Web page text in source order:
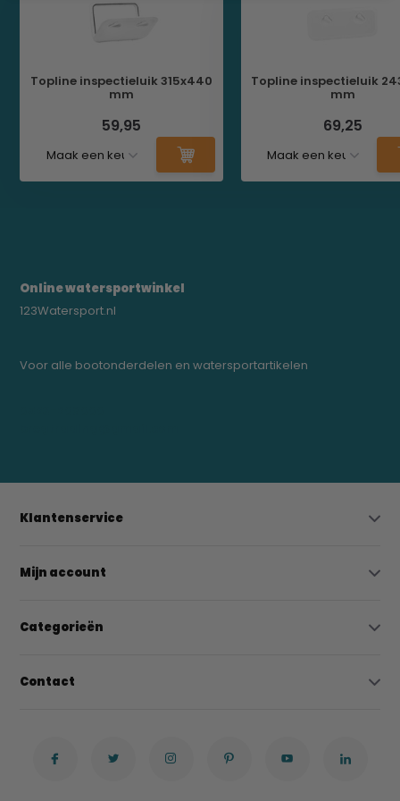
Topline inspectieluik 315x440
mm
59,95
Topline inspectieluik
mm
69,25
Online watersportwinkel
123Watersport.nl
Voor alle bootonderdelen en watersportartikelen
Klantenservice
Mijn account
Categorieën
Contact